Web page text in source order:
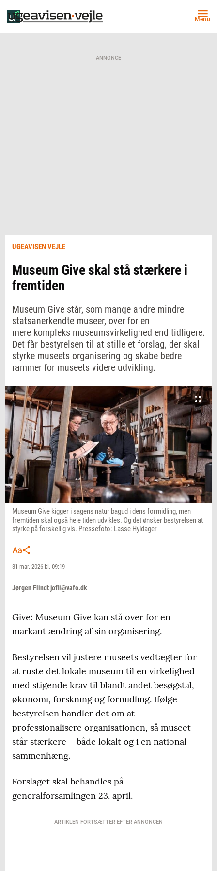
Menu
ANNONCE
UGEAVISEN VEJLE
Museum Give skal stå stærkere i
fremtiden
Museum Give står, som mange andre mindre
statsanerkendte museer, over for en
mere kompleks museumsvirkelighed end tidligere.
Det får bestyrelsen til at stille et forslag, der skal
styrke museets organisering og skabe bedre
rammer for museets videre udvikling.
Museum Give kigger i sagens natur bagud i dens formidling, men
fremtiden skal også hele tiden udvikles. Og det ønsker bestyrelsen at
styrke på forskellig vis. Pressefoto: Lasse Hyldager
31 mar. 2026 kl. 09:19
Jørgen Flindt jofli@vafo.dk
Give: Museum Give kan stå over for en
markant ændring af sin organisering.
Bestyrelsen vil justere museets vedtægter for
at ruste det lokale museum til en virkelighed
med stigende krav til blandt andet besøgstal,
økonomi, forskning og formidling. Ifølge
bestyrelsen handler det om at
professionalisere organisationen, så museet
står stærkere – både lokalt og i en national
sammenhæng.
Forslaget skal behandles på
generalforsamlingen 23. april.
ARTIKLEN FORTSÆTTER EFTER ANNONCEN